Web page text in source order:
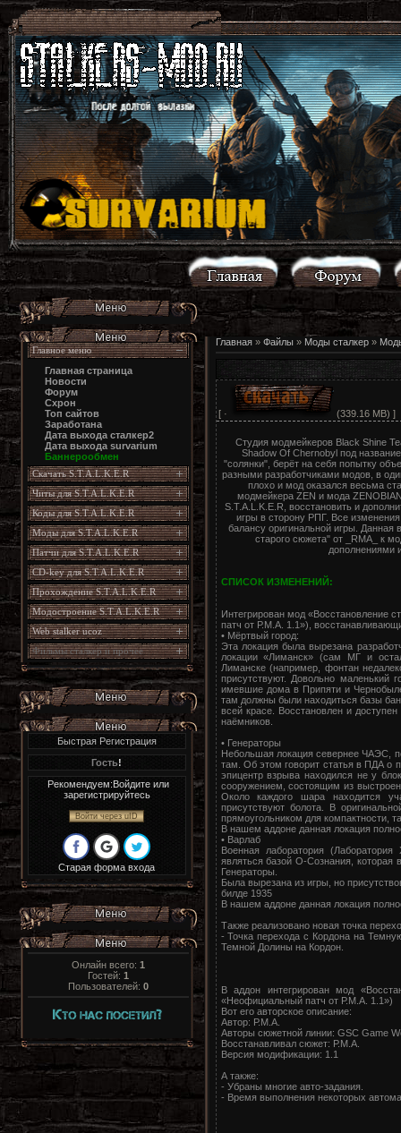
Главное меню
Главная страница
Новости
Форум
Схрон
Топ сайтов
Заработана
Дата выхода сталкер2
Дата выхода survarium
Баннерообмен
Скачать S.T.A.L.K.E.R
Читы для S.T.A.L.K.E.R
Коды для S.T.A.L.K.E.R
Моды для S.T.A.L.K.E.R
Патчи для S.T.A.L.K.E.R
CD-key для S.T.A.L.K.E.R
Прохождение S.T.A.L.K.E.R
Модостроение S.T.A.L.K.E.R
Web stalker ucoz
Фильмы сталкер и прочее
Быстрая Регистрация
Гость!
Рекомендуем:Войдите или
зарегистрируйтесь
Войти через uID
Старая форма входа
Онлайн всего: 1
Гостей: 1
Пользователей: 0
Главная» Файлы» Моды сталкер»
[ · (339.16 MB) ]
Студия модмейкеров Black Shine
Shadow Of Chernobyl под
"солянки", берёт на себя попытку
разными разработчиками модов, в
плохо и мод оказался весьма
модмейкера ZEN и мода
S.T.A.L.K.E.R, восстановить и
игры в сторону РПГ. Все
балансу оригинальной игры. Данная
старого сюжета" от _RMA_ к
дополнениями
СПИСОК ИЗМЕНЕНИЙ:
Интегрирован мод «Восстановление
патч от Р.М.А. 1.1»),
• Мёртвый город:
Эта локация была вырезана
локации «Лиманск» (сам МГ и
Лиманске (например, фонтан
присутствуют. Довольно маленький
имевшие дома в Припяти и
там должны были находиться базы
всей красе. Восстановлен и
наёмников.
• Генераторы
Небольшая локация севернее ЧАЭС,
там. Об этом говорит статья в ПДА о
эпицентр взрыва находился не у
сооружением, состоящим из
Около каждого шара находится
присутствуют болота. В
прямоугольником для компактности,
В нашем аддоне данная локация
• Варлаб
Военная лаборатория
являться базой О-Сознания,
Генераторы.
Была вырезана из игры, но
билде 1935
В нашем аддоне данная локация
Также реализовано новая точка
- Точка перехода с Кордона на
Темной Долины на Кордон.
В аддон интегрирован мод
«Неофициальный патч от Р.М.А. 1.1»)
Вот его авторское описание:
Автор: Р.М.А.
Авторы сюжетной линии: GSC Game
Восстанавливал сюжет: Р.М.А.
Версия модификации: 1.1
А также:
- Убраны многие авто-задания.
- Время выполнения некоторых